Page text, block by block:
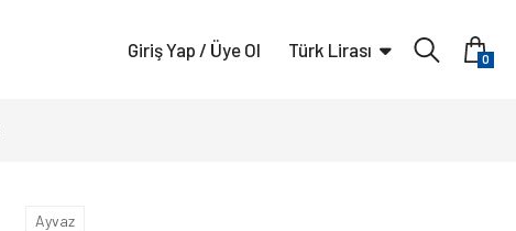
Giriş Yap / Üye Ol Türk Lirası 0
Ayvaz